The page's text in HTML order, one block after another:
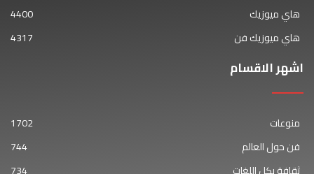
هاي ميوزيك
4400
هاي ميوزيك فن
4317
اشهر الاقسام
منوعات
1702
فن حول العالم
744